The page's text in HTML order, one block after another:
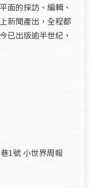
面的採訪、編輯、
新聞產出，全程都
已出版逾半世紀，
1號 小世界周報